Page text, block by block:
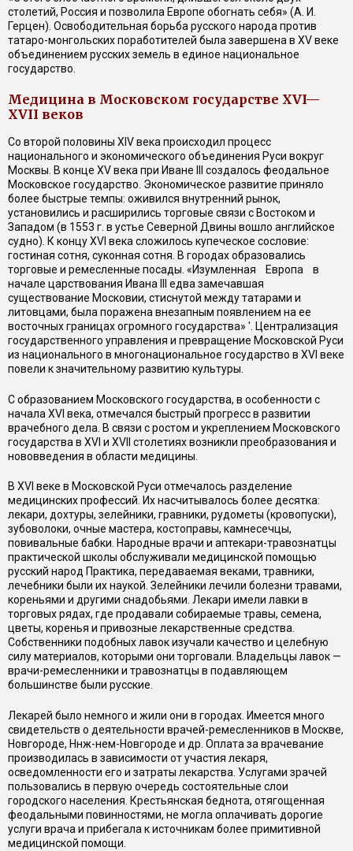
столетий, Россия и позволила Европе обогнать себя» (А. И.
Герцен). Освободительная борьба русского народа против
татаро-монгольских поработителей была завершена в XV веке
объединением русских земель в единое национальное
государство.
Медицина в Московском государстве XVI—
XVII веков
Со второй половины XIV века происходил процесс
национального и экономического объединения Руси вокруг
Москвы. В конце XV века при Иване III создалось феодальное
Московское государство. Экономическое развитие приняло
более быстрые темпы: оживился внутренний рынок,
установились и расширились торговые связи с Востоком и
Западом (в 1553 г. в устье Северной Двины вошло английское
судно). К концу XVI века сложилось купеческое сословие:
гостиная сотня, суконная сотня. В городах образовались
торговые и ремесленные посады. «Изумленная Европа в
начале царствования Ивана
едва замечавшая
существование Московии, стиснутой между татарами и
литовцами, была поражена внезапным появлением на ее
восточных границах огромного государства» '. Централизация
государственного управления и превращение Московской Руси
из национального в многонациональное государство в XVI веке
повели к значительному развитию культуры.
С образованием Московского государства, в особенности с
начала XVI века, отмечался быстрый прогресс в развитии
врачебного дела. В связи с ростом и укреплением Московского
государства в XVI и XVII столетиях возникли преобразования и
нововведения в области медицины.
В XVI веке в Московской Руси отмечалось разделение
медицинских профессий. Их насчитывалось более десятка:
лекари, дохтуры, зелейники, гравники, рудометы (кровопуски),
зубоволоки, очные мастера, костоправы, камнесечцы,
повивальные бабки. Народные врачи и аптекари-травознатцы
практической школы обслуживали медицинской помощью
русский народ Практика, передаваемая веками, травники,
лечебники были их наукой. Зелейники лечили болезни травами,
кореньями и другими снадобьями. Лекари имели лавки в
торговых рядах, где продавали собираемые травы, семена,
цветы, коренья и привозные лекарственные средства.
Собственники подобных лавок изучали качество и целебную
силу материалов, которыми они торговали. Владельцы лавок —
врачи-ремесленники и травознатцы в подавляющем
большинстве были русские.
Лекарей было немного и жили они в городах. Имеется много
свидетельств о деятельности врачей-ремесленников в Москве,
Новгороде, Ннж-нем-Новгороде и др. Оплата за врачевание
производилась в зависимости от участия лекаря,
осведомленности его и затраты лекарства. Услугами зрачей
пользовались в первую очередь состоятельные слои
городского населения. Крестьянская беднота, отягощенная
феодальными повинностями, не могла оплачивать дорогие
услуги врача и прибегала к источникам более примитивной
медицинской помощи.